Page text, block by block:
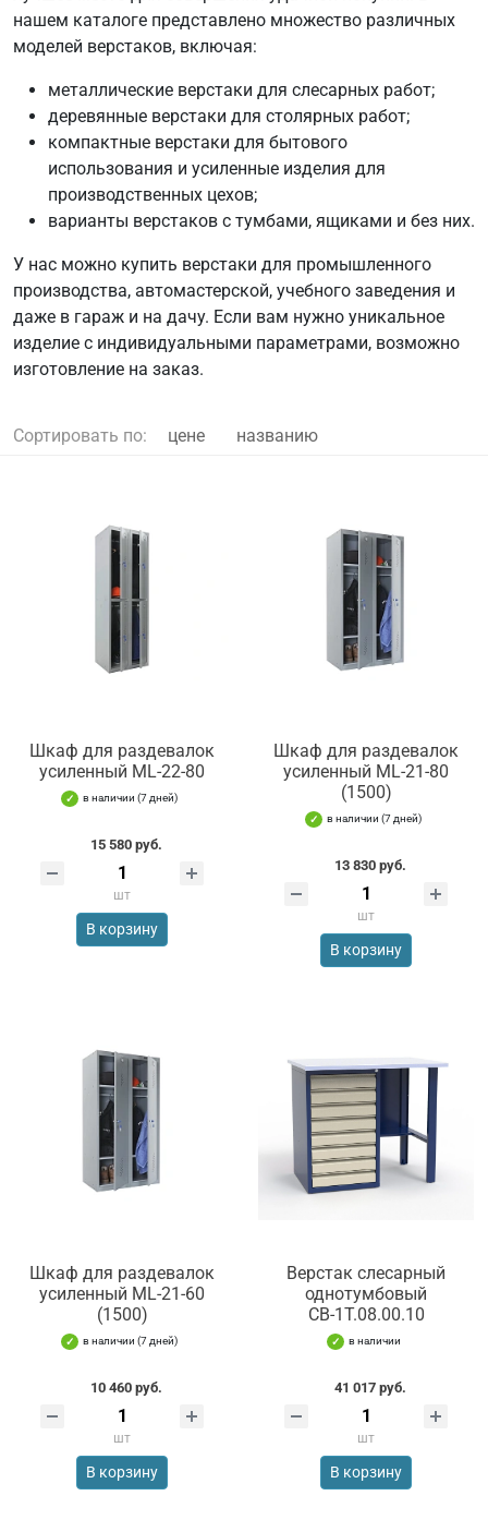
нашем каталоге представлено множество различных
моделей верстаков, включая:
металлические верстаки для слесарных работ;
деревянные верстаки для столярных работ;
компактные верстаки для бытового
использования и усиленные изделия для
производственных цехов;
варианты верстаков с тумбами, ящиками и без них.
У нас можно купить верстаки для промышленного
производства, автомастерской, учебного заведения и
даже в гараж и на дачу. Если вам нужно уникальное
изделие с индивидуальными параметрами, возможно
изготовление на заказ.
Сортировать по: цене названию
Шкаф для раздевалок
усиленный ML-22-80
в наличии (7 дней)
15 580 руб.
шт
В корзину
Шкаф для раздевалок
усиленный ML-21-80
(1500)
в наличии (7 дней)
13 830 руб.
шт
В корзину
Шкаф для раздевалок
усиленный ML-21-60
(1500)
в наличии (7 дней)
10 460 руб.
шт
В корзину
Верстак слесарный
однотумбовый
СВ-1Т.08.00.10
в наличии
41 017 руб.
шт
В корзину